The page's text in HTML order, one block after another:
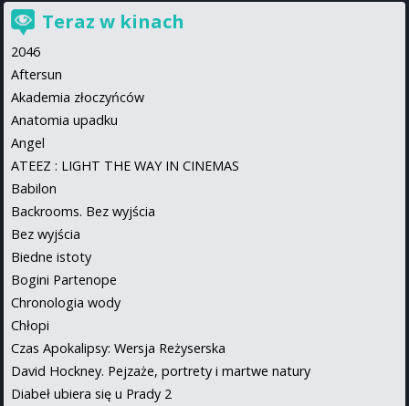
Teraz w kinach
2046
Aftersun
Akademia złoczyńców
Anatomia upadku
Angel
ATEEZ : LIGHT THE WAY IN CINEMAS
Babilon
Backrooms. Bez wyjścia
Bez wyjścia
Biedne istoty
Bogini Partenope
Chronologia wody
Chłopi
Czas Apokalipsy: Wersja Reżyserska
David Hockney. Pejzaże, portrety i martwe natury
Diabeł ubiera się u Prady 2